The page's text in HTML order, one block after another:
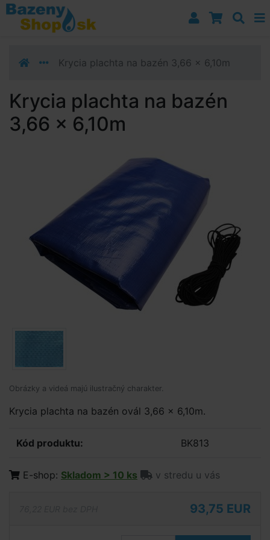
Prejsť k navigácii
Prejsť na obsah
Prejsť k bočnému stĺpci
Krycia plachta na bazén 3,66 x 6,10m
Krycia plachta na bazén
3,66 x 6,10m
Obrázky a videá majú ilustračný charakter.
Krycia plachta na bazén ovál 3,66 x 6,10m.
Kód produktu: BK813
E-shop: Skladom > 10 ks v stredu u vás
93,75 EUR